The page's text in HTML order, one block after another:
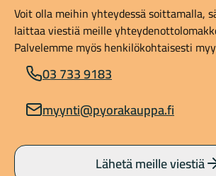
Voit olla meihin yhteydessä soittamalla,
laittaa viestiä meille
Palvelemme myös henkilökohtaisesti
03 733 9183
myynti@pyorakauppa.fi
Lähetä meille viestiä